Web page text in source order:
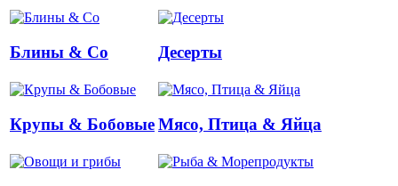
Блины & Co Десерты
Крупы & БобовыеМясо, Птица & Яйца